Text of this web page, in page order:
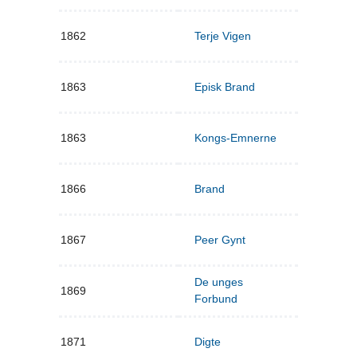
1862 Terje Vigen
1863 Episk Brand
1863 Kongs-Emnerne
1866 Brand
1867 Peer Gynt
1869
De unges
Forbund
1871 Digte